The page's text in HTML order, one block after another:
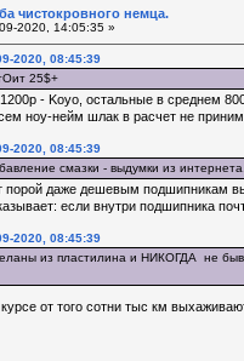
чистокровного немца.
2020, 14:05:35 »
2020, 08:45:39
25$+
- Koyo, остальные в среднем
ноу-нейм шлак в расчет не
2020, 08:45:39
смазки - выдумки из
порой даже дешевым подшипникам
если внутри подшипника
2020, 08:45:39
из пластилина и НИКОГДА не
от того сотни тыс км